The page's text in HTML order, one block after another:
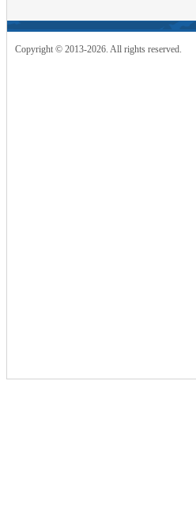
Copyright © 2013-2026. All rights reserved.